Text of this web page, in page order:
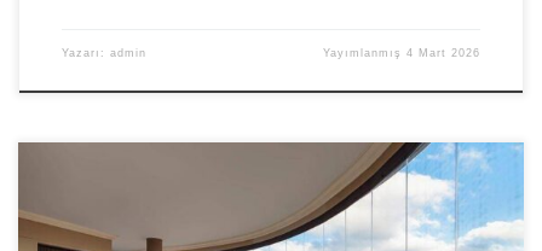
Yazarı: admin Yayımlanmış4 Mart 2026
İstanbul Cam Balkon Sistemleri Her türlü balkon ve açık alanlarınız